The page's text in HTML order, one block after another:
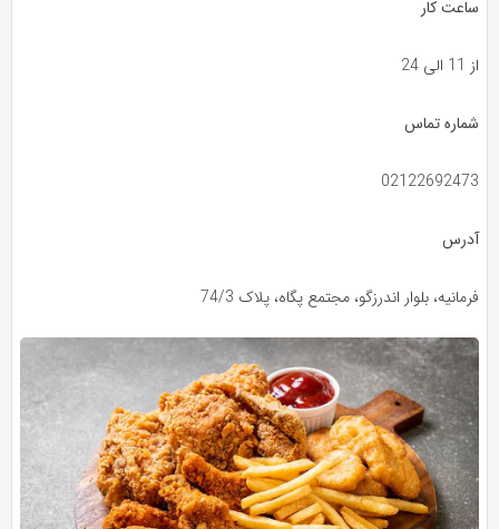
ساعت کار
از 11 الی 24
شماره تماس
02122692473
آدرس
فرمانیه، بلوار اندرزگو، مجتمع پگاه، پلاک 74/3